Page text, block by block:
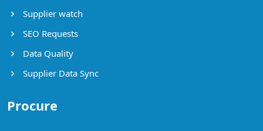
Supplier watch
SEO Requests
Data Quality
Supplier Data Sync
Procure